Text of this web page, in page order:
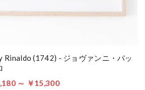
Rinaldo (1742) - ジョヴァンニ・バッ
～ ￥15,300